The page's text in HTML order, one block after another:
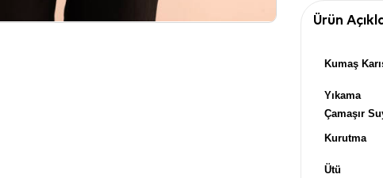
Ürün
Kumaş
Yıkama
Çamaşır
Kurutma
Ütü